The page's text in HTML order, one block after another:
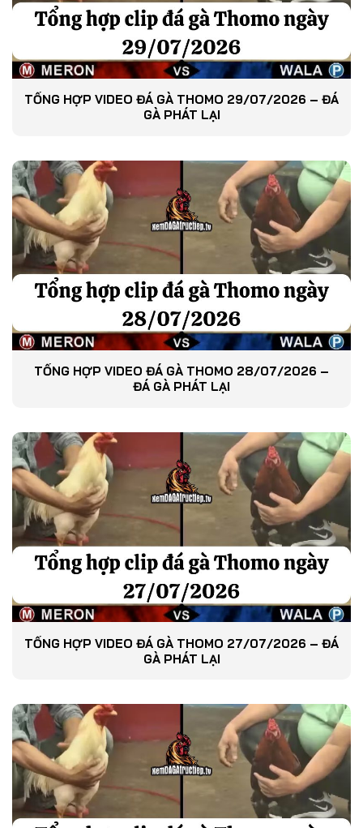
TỔNG HỢP VIDEO ĐÁ GÀ THOMO 29/07/2026 – ĐÁ
GÀ PHÁT LẠI
TỔNG HỢP VIDEO ĐÁ GÀ THOMO 28/07/2026 –
ĐÁ GÀ PHÁT LẠI
TỔNG HỢP VIDEO ĐÁ GÀ THOMO 27/07/2026 – ĐÁ
GÀ PHÁT LẠI